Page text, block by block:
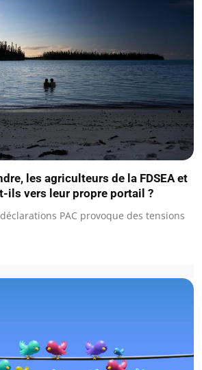
les agriculteurs de la FDSEA et
ils vers leur propre portail ?
PAC provoque des tensions